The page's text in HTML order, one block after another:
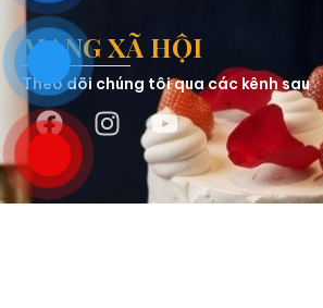
MẠNG XÃ HỘI
Theo dõi chúng tôi qua các kênh sau